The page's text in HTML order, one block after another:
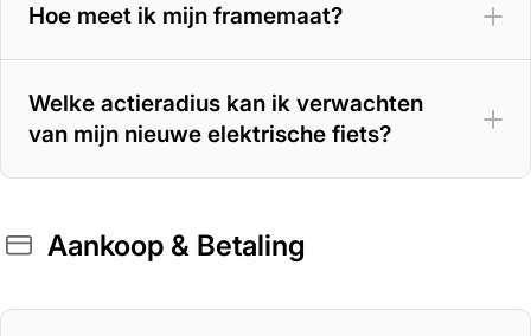
Hoe meet ik mijn framemaat?
Welke actieradius kan ik verwachten
van mijn nieuwe elektrische fiets?
400 Wh accu– 70 tot 100 km
Aankoop & Betaling